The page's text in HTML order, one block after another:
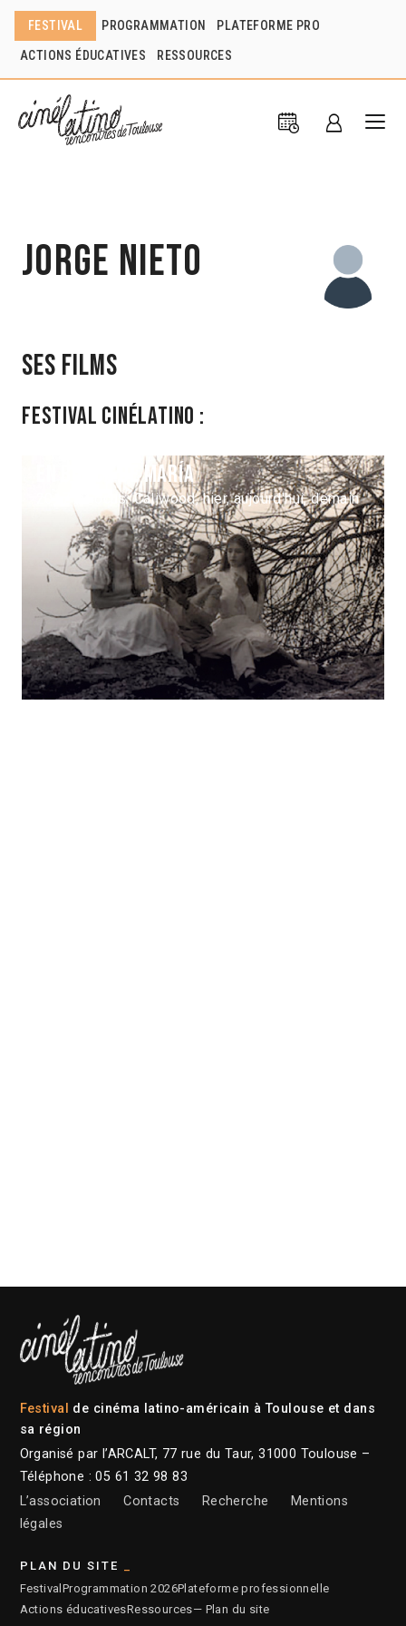
FESTIVAL PROGRAMMATION PLATEFORME PRO
ACTIONS ÉDUCATIVES RESSOURCES
Jorge Nieto
Ses films
Festival Cinélatino :
En busca de María
2017 > Focus: Caliwood, hier, aujourd'hui, demain
Festival de cinéma latino-américain à Toulouse et dans
sa région
Organisé par l’ARCALT, 77 rue du Taur, 31000 Toulouse –
Téléphone : 05 61 32 98 83
L’association
Contacts Recherche
Mentions
légales
PLAN DU SITE
Festival Programmation 2026Plateforme professionnelle
Actions éducativesRessources— Plan du site